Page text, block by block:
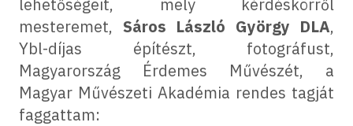
lehetőségeit, mely kérdéskörről
mesteremet, Sáros László György DLA,
Ybl-díjas építészt, fotográfust,
Magyarország Érdemes Művészét, a
Magyar Művészeti Akadémia rendes tagját
faggattam: